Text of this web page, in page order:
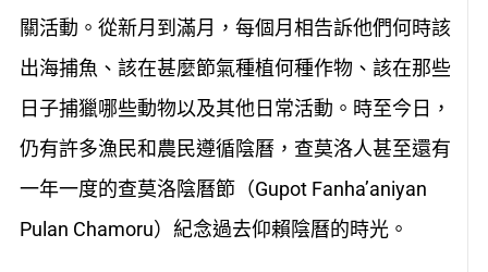
關活動。從新月到滿月，每個月相告訴他們何時該
出海捕魚、該在甚麼節氣種植何種作物、該在那些
日子捕獵哪些動物以及其他日常活動。時至今日，
仍有許多漁民和農民遵循陰曆，查莫洛人甚至還有
一年一度的查莫洛陰曆節（Gupot Fanha’aniyan
Pulan Chamoru）紀念過去仰賴陰曆的時光。